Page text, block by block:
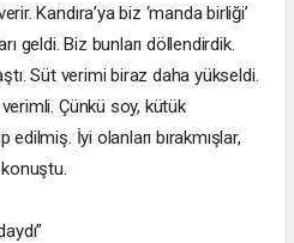
Kandıra’ya biz ‘manda birliği’
geldi. Biz bunları döllendirdik.
Süt verimi biraz daha yükseldi.
Çünkü soy, kütük
İyi olanları bırakmışlar,